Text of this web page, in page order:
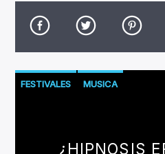
ARTISTA
FESTIVALES MUSICA
¿HIPNOSIS